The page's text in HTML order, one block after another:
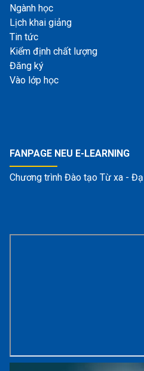
Ngành học
Lịch khai giảng
Tin tức
Kiểm định chất lượng
Đăng ký
Vào lớp học
FANPAGE NEU E-LEARNING
Chương trình Đào tạo Từ xa -